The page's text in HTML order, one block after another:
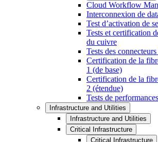
Cloud Workflow
Interconnexion de
Test d’activation de
Tests et certification
du cuivre
Tests des
Certification de la
1 (de base)
Certification de la
2 (étendue)
Tests de
Infrastructure and Utilities
Infrastructure and Utilities
Critical Infrastructure
Critical Infrastructure